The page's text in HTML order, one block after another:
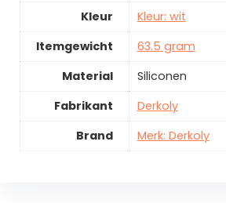
Kleur
Kleur: wit
Itemgewicht
63.5 gram
Material
Siliconen
Fabrikant
Derkoly
Brand
Merk: Derkoly